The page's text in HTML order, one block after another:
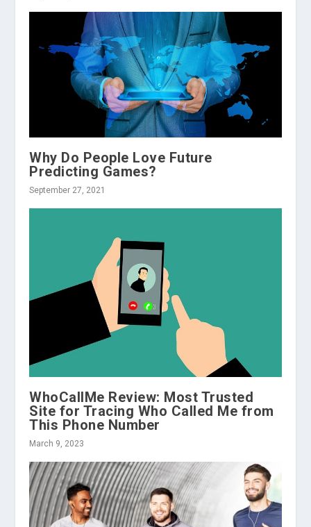
Why Do People Love Future
Predicting Games?
September 27, 2021
WhoCallMe Review: Most Trusted
Site for Tracing Who Called Me from
This Phone Number
March 9, 2023